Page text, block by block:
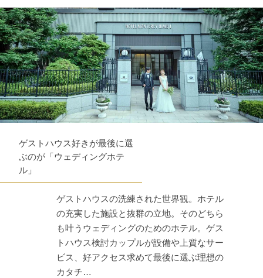
ゲストハウス好きが最後に選
ぶのが「ウェディングホテ
ル」
ゲストハウスの洗練された世界観。ホテル
の充実した施設と抜群の立地。そのどちら
も叶うウェディングのためのホテル。ゲス
トハウス検討カップルが設備や上質なサー
ビス、好アクセス求めて最後に選ぶ理想の
カタチ…